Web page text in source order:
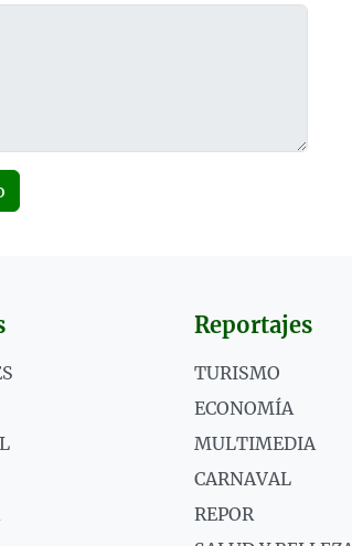
Reportajes
TURISMO
ECONOMÍA
MULTIMEDIA
CARNAVAL
REPOR